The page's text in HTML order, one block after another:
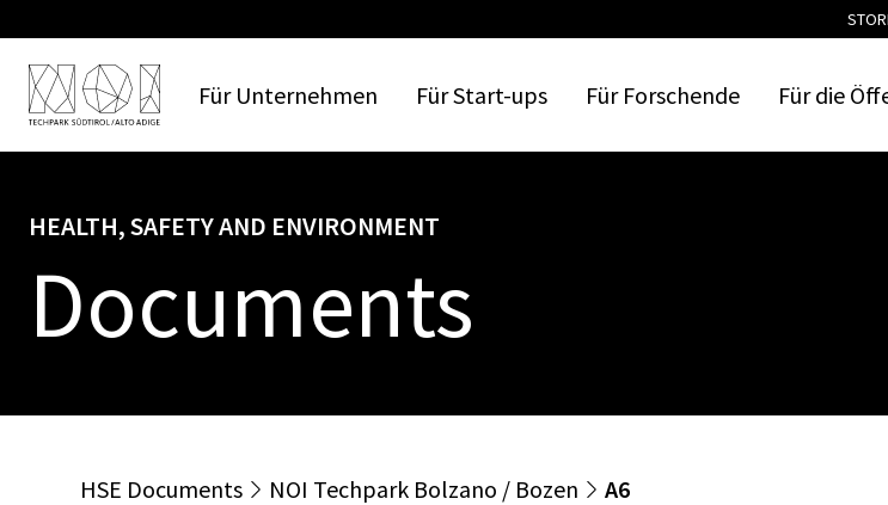
Für Unternehmen FürStart-ups Für Forschende Für die
HEALTH, SAFETY AND ENVIRONMENT
Documents
HSE Documents NOI Techpark Bolzano / Bozen A6